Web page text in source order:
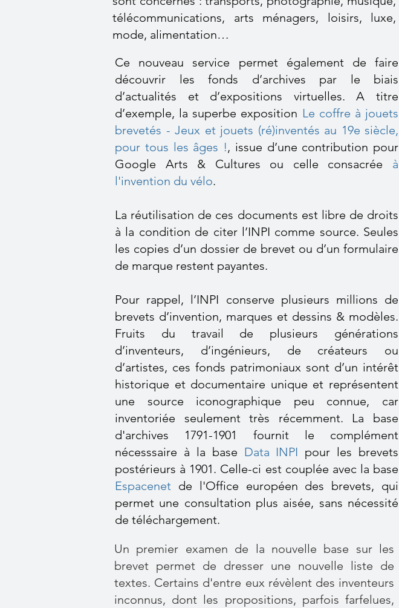
télécommunications, arts ménagers, loisirs, luxe,
mode, alimentation…
Ce nouveau service permet également de faire
découvrir les fonds d’archives par le biais
d’actualités et d’expositions virtuelles. A titre
d’exemple, la superbe exposition Le coffre à jouets
brevetés - Jeux et jouets (ré)inventés au 19e siècle,
pour tous les âges !, issue d’une contribution pour
Google Arts & Cultures ou celle consacrée à
l'invention du vélo.
La réutilisation de ces documents est libre de droits
à la condition de citer l’INPI comme source. Seules
les copies d’un dossier de brevet ou d’un formulaire
de marque restent payantes.
Pour rappel, l’INPI conserve plusieurs millions de
brevets d’invention, marques et dessins & modèles.
Fruits du travail de plusieurs générations
d’inventeurs, d’ingénieurs, de créateurs ou
d’artistes, ces fonds patrimoniaux sont d’un intérêt
historique et documentaire unique et représentent
une source iconographique peu connue, car
inventoriée seulement très récemment. La base
d'archives 1791-1901 fournit le complément
nécesssaire à la base Data INPI pour les brevets
postérieurs à 1901. Celle-ci est couplée avec la base
Espacenet de l'Office européen des brevets, qui
permet une consultation plus aisée, sans nécessité
de téléchargement.
Un premier examen de la nouvelle base sur les
brevet permet de dresser une nouvelle liste de
textes. Certains d'entre eux révèlent des inventeurs
inconnus, dont les propositions, parfois farfelues,